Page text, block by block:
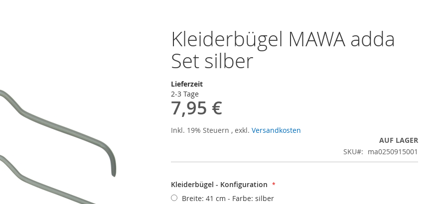
Kleiderbügel MAWA adda
Set silber
Lieferzeit
2-3 Tage
7,95 €
Inkl. 19% Steuern , exkl. Versandkosten
AUF LAGER
SKU
ma0250915001
Kleiderbügel - Konfiguration
Breite: 41 cm - Farbe: silber